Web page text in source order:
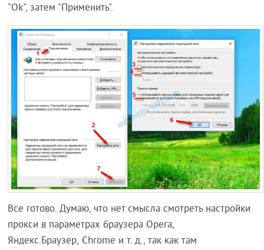
"Ok", затем "Применить".
Все готово. Думаю, что нет смысла смотреть настройки
прокси в параметрах браузера Opera,
Яндекс.Браузер, Chrome и т. д., так как там